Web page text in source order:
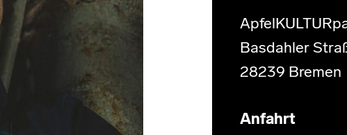
Basdahler
28239 Bremen
Anfahrt